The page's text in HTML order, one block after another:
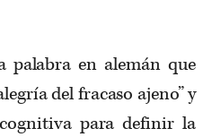
palabra en alemán que
del fracaso ajeno” y
para definir la